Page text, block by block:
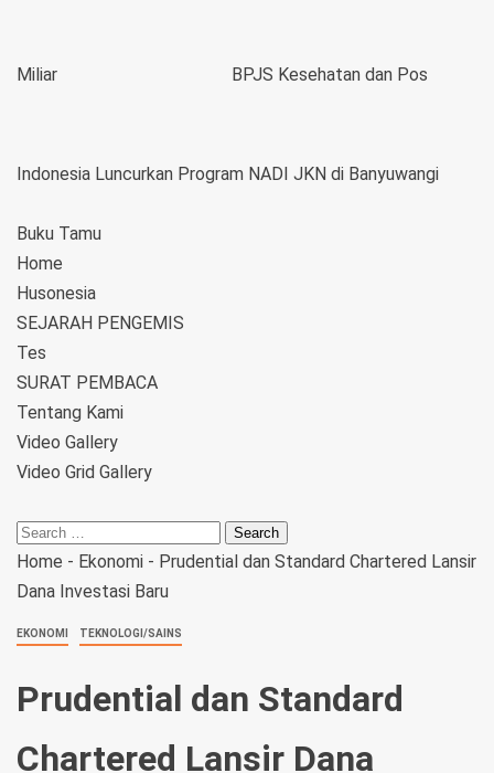
Miliar BPJS Kesehatan dan Pos
Indonesia Luncurkan Program NADI JKN di Banyuwangi
Buku Tamu
Home
Husonesia
SEJARAH PENGEMIS
Tes
SURAT PEMBACA
Tentang Kami
Video Gallery
Video Grid Gallery
Home - Ekonomi - Prudential dan Standard Chartered Lansir
Dana Investasi Baru
EKONOMI TEKNOLOGI/SAINS
Prudential dan Standard
Chartered Lansir Dana